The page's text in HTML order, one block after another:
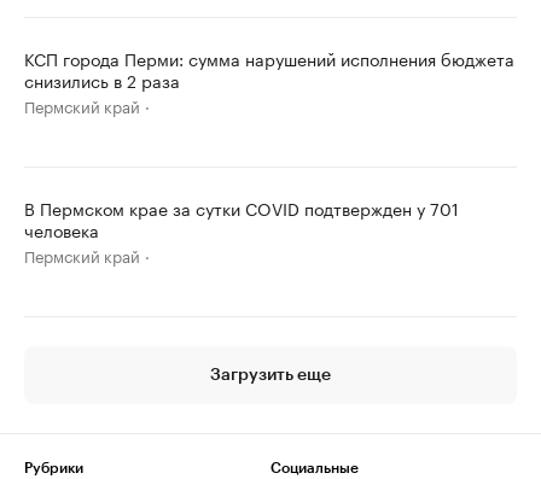
КСП города Перми: сумма нарушений исполнения бюджета
снизились в 2 раза
Пермский край
В Пермском крае за сутки COVID подтвержден у 701
человека
Пермский край
Загрузить еще
Рубрики
Социальные